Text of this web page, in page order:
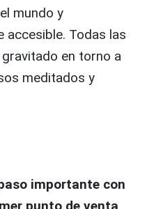
mundo y
accesible. Todas las
en torno a
meditados y
importante con